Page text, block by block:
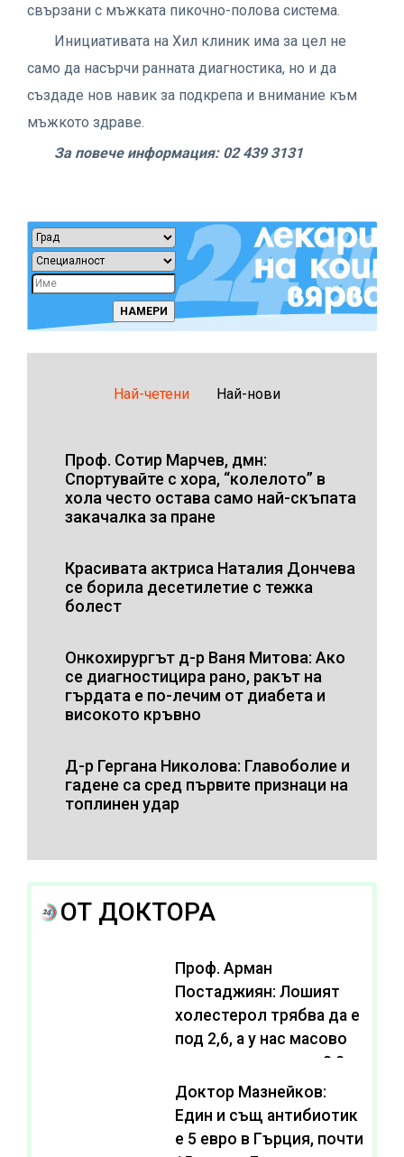
свързани с мъжката пикочно-полова система.
Инициативата на Хил клиник има за цел не
само да насърчи ранната диагностика, но и да
създаде нов навик за подкрепа и внимание към
мъжкото здраве.
За повече информация: 02 439 3131
Най-четени Най-нови
Проф. Сотир Марчев, дмн:
Спортувайте с хора, “колелото” в
хола често остава само най-скъпата
закачалка за пране
Красивата актриса Наталия Дончева
се борила десетилетие с тежка
болест
Онкохирургът д-р Ваня Митова: Ако
се диагностицира рано, ракът на
гърдата е по-лечим от диабета и
високото кръвно
Д-р Гергана Николова: Главоболие и
гадене са сред първите признаци на
топлинен удар
ОТ ДОКТОРА
Проф. Арман
Постаджиян: Лошият
холестерол трябва да е
под 2,6, а у нас масово
се живее с нива от 3,2
Доктор Мазнейков:
Един и същ антибиотик
e 5 евро в Гърция, почти